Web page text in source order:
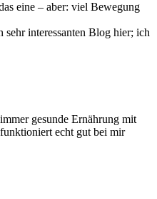
eine – aber: viel Bewegung
sehr interessanten Blog hier; ich
gesunde Ernährung mit
echt gut bei mir